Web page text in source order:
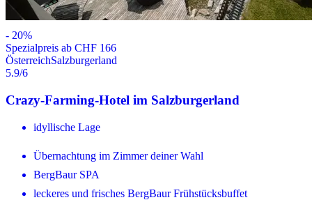
- 20%
Spezialpreis ab CHF 166
ÖsterreichSalzburgerland
5.9/6
Crazy-Farming-Hotel im Salzburgerland
idyllische Lage
Übernachtung im Zimmer deiner Wahl
BergBaur SPA
leckeres und frisches BergBaur Frühstücksbuffet